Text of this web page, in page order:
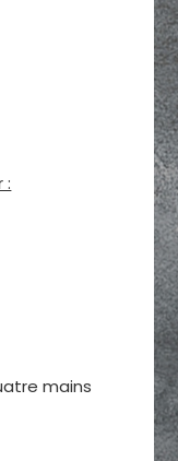
:
mains